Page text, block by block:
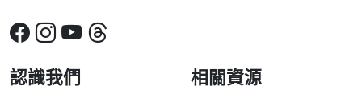
認識我們 相關資源